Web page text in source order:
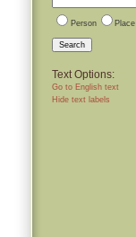
Person Place
Search
Text Options:
Go to English text
Hide text labels